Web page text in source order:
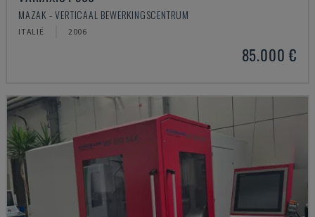
MAZAK - VERTICAAL BEWERKINGSCENTRUM
ITALIË 2006
85.000 €